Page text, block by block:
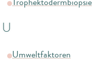
U
Umweltfaktoren